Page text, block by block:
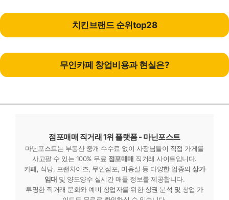
치킨브랜드 순위top28
무인카페 창업비용과 현실은?
점포매매 직거래 1위 플랫폼 - 마닌포스트
마닌포스트는 부동산 중개 수수료 없이 사장님들이 직접 가게를
사고팔 수 있는 100% 무료 점포매매 직거래 사이트입니다.
카페, 식당, 프랜차이즈, 무인점포, 미용실 등 다양한 업종의상가
임대 및 양도양수 실시간 매물 정보를 제공합니다.
투명한 직거래 문화와 예비 창업자를 위한 상권 분석 및 창업 가